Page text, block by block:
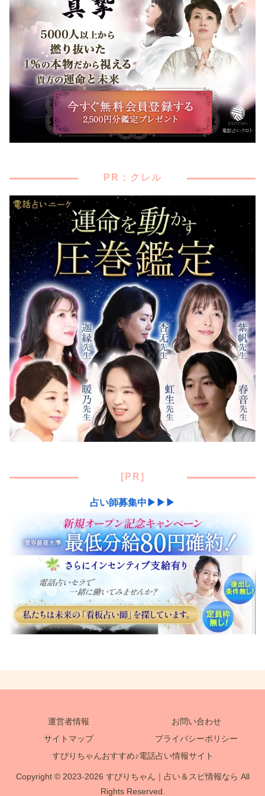
PR：クレル
[PR]
占い師募集中▶▶▶
運営者情報
お問い合わせ
サイトマップ
プライバシーポリシー
すぴりちゃんおすすめ♪電話占い情報サイト
Copyright © 2023-2026 すぴりちゃん｜占い＆スピ情報なら All
Rights Reserved.